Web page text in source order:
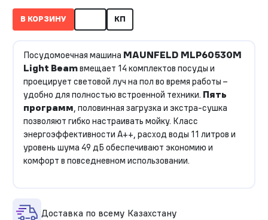
В КОРЗИНУ КП
Посудомоечная машина MAUNFELD MLP60530M
Light Beamвмещает 14 комплектов посуды и
проецирует световой луч на пол во время работы –
удобно для полностью встроенной техники. Пять
программ, половинная загрузка и экстра-сушка
позволяют гибко настраивать мойку. Класс
энергоэффективности A++, расход воды 11 литров и
уровень шума 49 дБ обеспечивают экономию и
комфорт в повседневном использовании.
Доставка по всему Казахстану